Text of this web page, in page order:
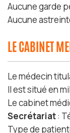
Aucune garde
Aucune
LE CABINET
Le médecin
Il est situé en
Le cabinet
Secrétariat:
Type de